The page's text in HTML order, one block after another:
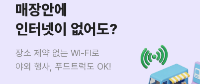
매장안에
인터넷이 없어도?
장소 제약 없는 Wi-Fi로
야외 행사, 푸드트럭도 OK!